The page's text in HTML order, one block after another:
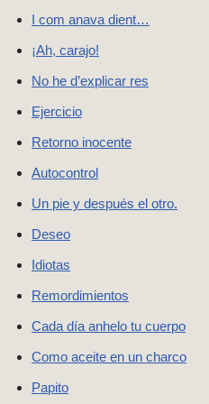
I com anava dient…
¡Ah, carajo!
No he d’explicar res
Ejercicio
Retorno inocente
Autocontrol
Un pie y después el otro.
Deseo
Idiotas
Remordimientos
Cada día anhelo tu cuerpo
Como aceite en un charco
Papito